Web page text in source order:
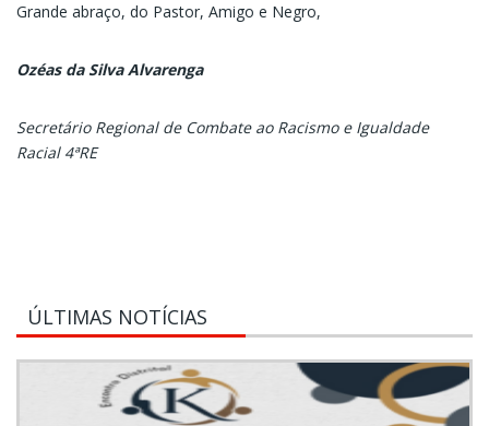
Grande abraço, do Pastor, Amigo e Negro,
Ozéas da Silva Alvarenga
Secretário Regional de Combate ao Racismo e Igualdade
Racial 4ªRE
ÚLTIMAS NOTÍCIAS